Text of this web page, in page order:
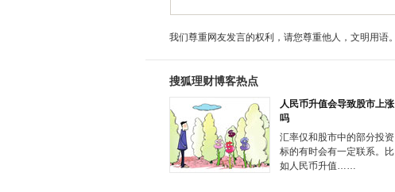
我们尊重网友发言的权利，请您尊重他人，文明用语。
搜狐理财博客热点
人民币升值会导致股市上涨
吗
汇率仅和股市中的部分投资
标的有时会有一定联系。比
如人民币升值……